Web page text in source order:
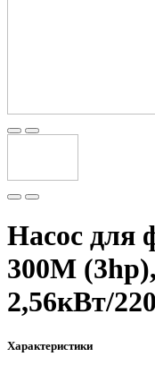
Насос для
300M
2,56кВт/
Характеристики